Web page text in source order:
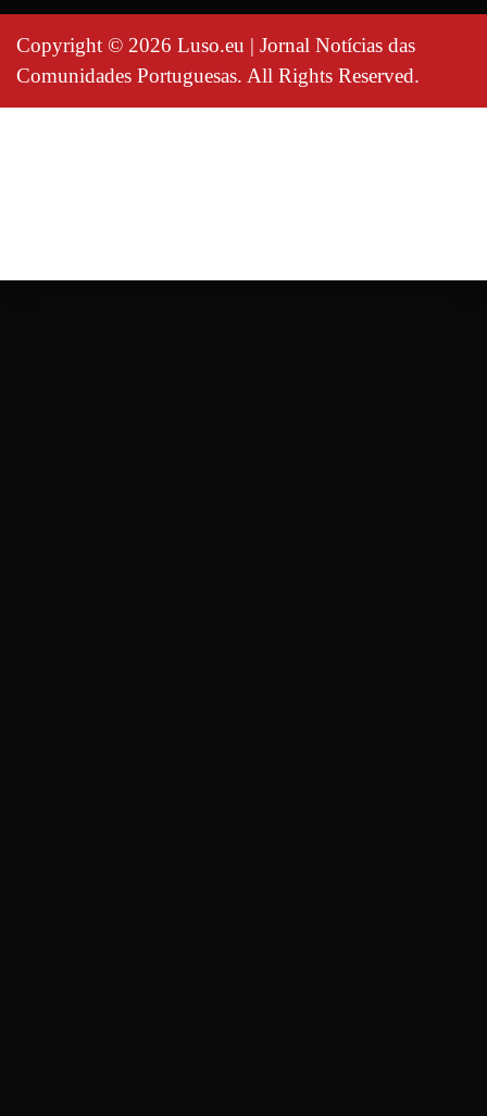
Copyright © 2026 Luso.eu | Jornal Notícias das
Comunidades Portuguesas. All Rights Reserved.